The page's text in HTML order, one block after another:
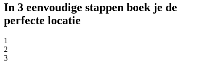
In 3 eenvoudige stappen boek je de
perfecte locatie
1
2
3